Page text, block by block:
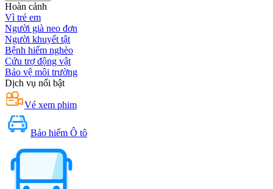
Hoàn cảnh
Vì trẻ em
Người già neo đơn
Người khuyết tật
Bệnh hiểm nghèo
Cứu trợ động vật
Bảo vệ môi trường
Dịch vụ nổi bật
Vé xem phim
Bảo hiểm Ô tô